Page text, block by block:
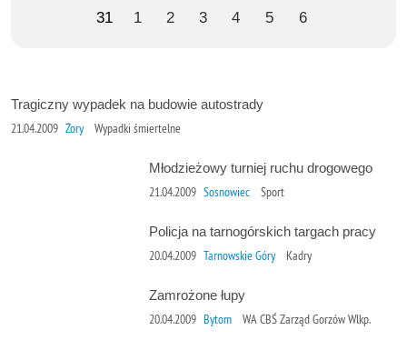
31
1 2 3 4 5 6
Tragiczny wypadek na budowie autostrady
21.04.2009 Żory Wypadki śmiertelne
Młodzieżowy turniej ruchu drogowego
21.04.2009 Sosnowiec Sport
Policja na tarnogórskich targach pracy
20.04.2009 Tarnowskie Góry Kadry
Zamrożone łupy
20.04.2009 Bytom WA CBŚ Zarząd Gorzów Wlkp.